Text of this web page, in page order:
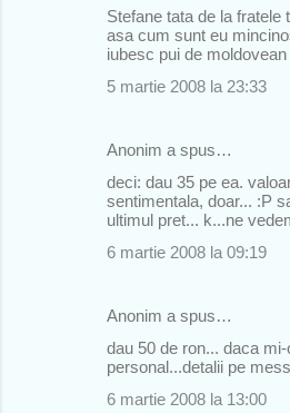
Stefane tata de la fratele
asa cum sunt eu
iubesc pui de
5 martie 2008 la 23:33
Anonim a spus…
deci: dau 35 pe ea.
sentimentala, doar... :P
ultimul pret... k...ne
6 martie 2008 la 09:19
Anonim a spus…
dau 50 de ron... daca
personal...detalii pe
6 martie 2008 la 13:00